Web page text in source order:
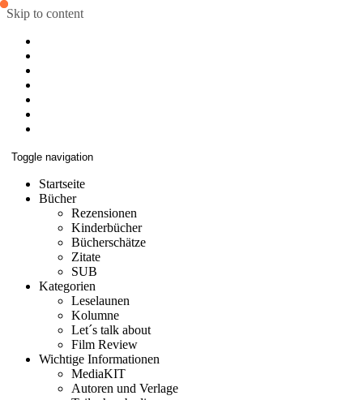
Skip to content
Toggle navigation
Startseite
Bücher
Rezensionen
Kinderbücher
Bücherschätze
Zitate
SUB
Kategorien
Leselaunen
Kolumne
Let´s talk about
Film Review
Wichtige Informationen
MediaKIT
Autoren und Verlage